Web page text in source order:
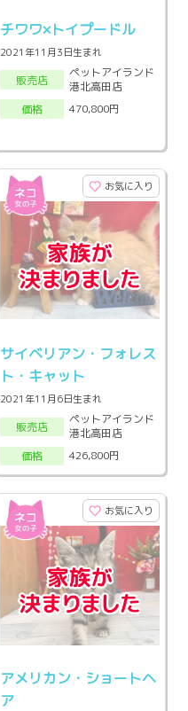
チワワ×トイプードル
2021年11月3日生まれ
販売店
ペットアイランド
港北高田店
価格
470,800円
お気に入り
サイベリアン・フォレス
ト・キャット
2021年11月6日生まれ
販売店
ペットアイランド
港北高田店
価格
426,800円
お気に入り
アメリカン・ショートヘ
ア